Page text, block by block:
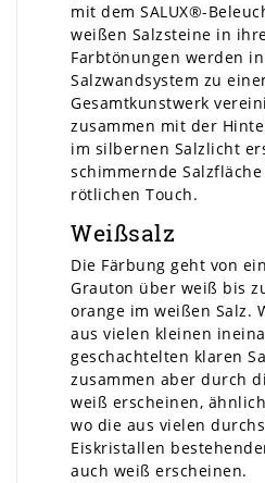
mit dem SALUX®-
weißen Salzsteine in
Farbtönungen werden
Salzwandsystem zu
Gesamtkunstwerk
zusammen mit der
im silbernen Salzlicht
schimmernde
rötlichen Touch.
Weißsalz
Die Färbung geht von
Grauton über weiß bis
orange im weißen Salz.
aus vielen kleinen
geschachtelten klaren
zusammen aber durch
weiß erscheinen,
wo die aus vielen
Eiskristallen
auch weiß erscheinen.